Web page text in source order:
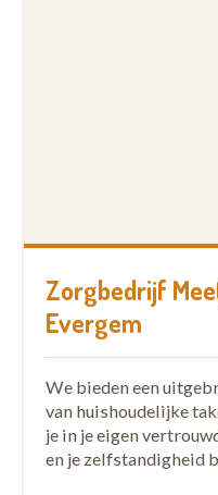
Zorgbedrijf
Evergem
We bieden een
van huishoudelijke
je in je eigen
en je zelfstandigheid